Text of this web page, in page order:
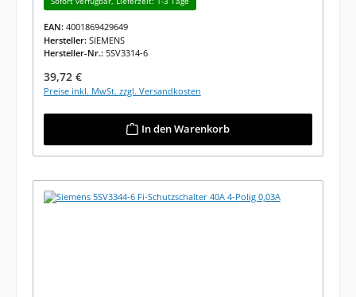
EAN: 4001869429649
Hersteller: SIEMENS
Hersteller-Nr.: 5SV3314-6
Regulärer Preis:
39,72 €
Preise inkl. MwSt. zzgl. Versandkosten
In den Warenkorb